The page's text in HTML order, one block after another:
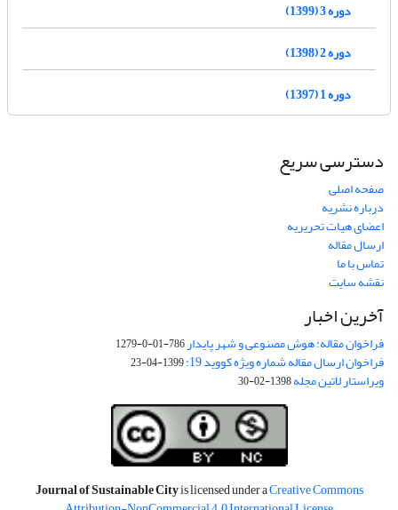
دوره 3 (1399)
دوره 2 (1398)
دوره 1 (1397)
دسترسی سریع
صفحه اصلی
درباره نشریه
اعضای هیات تحریریه
ارسال مقاله
تماس با ما
نقشه سایت
آخرین اخبار
فراخوان مقاله: هوش مصنوعی و شهر پایدار786-01-0-1279
فراخوان ارسال مقاله شماره ویژه کووید 19: 1399-04-23
ویراستار لاتین مجله1398-02-30
Journal of Sustainable Cityis licensed under aCreative Commons